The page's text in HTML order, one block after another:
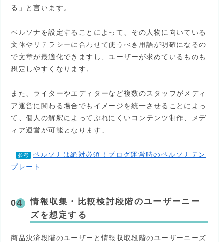
る」と言います。
ペルソナを設定することによって、その人物に向いている
文体やリテラシーに合わせて使うべき用語が明確になるの
で文章が最適化できますし、ユーザーが求めているものも
想定しやすくなります。
また、ライターやエディターなど複数のスタッフがメディ
ア運営に関わる場合でもイメージを統一させることによっ
て、個人の解釈によってぶれにくいコンテンツ制作、メデ
ィア運営が可能となります。
参考
ペルソナは絶対必須！ブログ運営時のペルソナテン
プレート
情報収集・比較検討段階のユーザーニー
ズを想定する
商品決済段階のユーザーと情報収取段階のユーザーニーズ